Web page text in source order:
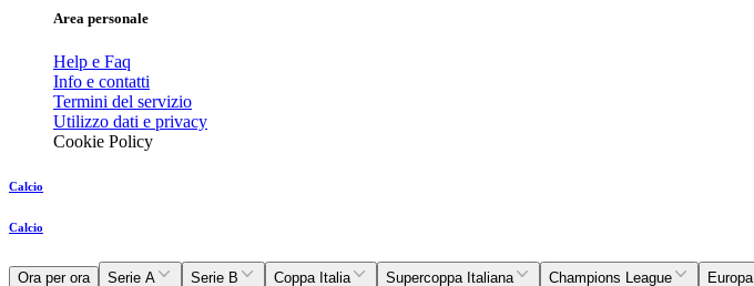
Area personale
Help e Faq
Info e contatti
Termini del servizio
Utilizzo dati e privacy
Cookie Policy
Calcio
Calcio
Ora per ora Serie A Serie B Coppa Italia Supercoppa Italiana Champions League